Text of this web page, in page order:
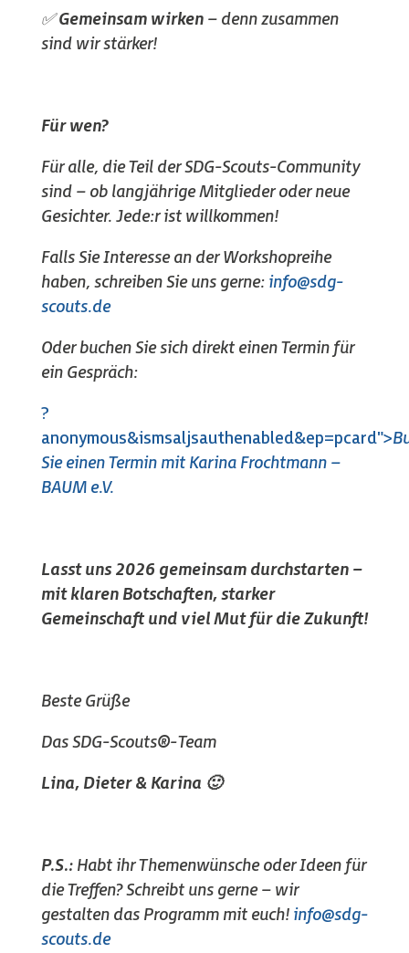
✅Gemeinsam wirken– denn zusammen
sind wir stärker!
Für wen?
Für alle, die Teil der SDG-Scouts-Community
sind – ob langjährige Mitglieder oder neue
Gesichter. Jede:r ist willkommen!
Falls Sie Interesse an der Workshopreihe
haben, schreiben Sie uns gerne: info@sdg-
scouts.de
Oder buchen Sie sich direkt einen Termin für
ein Gespräch:
?
anonymous&ismsaljsauthenabled&ep=pcard">
Sie einen Termin mit Karina Frochtmann –
BAUM e.V.
Lasst uns 2026 gemeinsam durchstarten –
mit klaren Botschaften, starker
Gemeinschaft und viel Mut für die Zukunft!
Beste Grüße
Das SDG-Scouts®-Team
Lina, Dieter & Karina 🙂
P.S.:Habt ihr Themenwünsche oder Ideen für
die Treffen? Schreibt uns gerne – wir
gestalten das Programm mit euch! info@sdg-
scouts.de